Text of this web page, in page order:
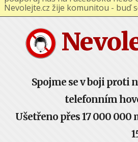
Spojme se v boji proti
telefonním
Ušetřeno přes 17 000 000
podporuj nás na Facebooku nebo
Nevolejte.cz žije komunitou - buď